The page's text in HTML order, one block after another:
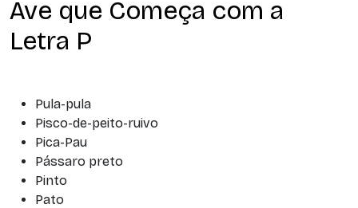
Ave que Começa com a
Letra P
Pula-pula
Pisco-de-peito-ruivo
Pica-Pau
Pássaro preto
Pinto
Pato